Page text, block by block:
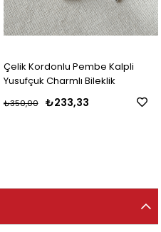
Çelik Kordonlu Pembe Kalpli
Yusufçuk Charmlı Bileklik
₺233,33
₺350,00